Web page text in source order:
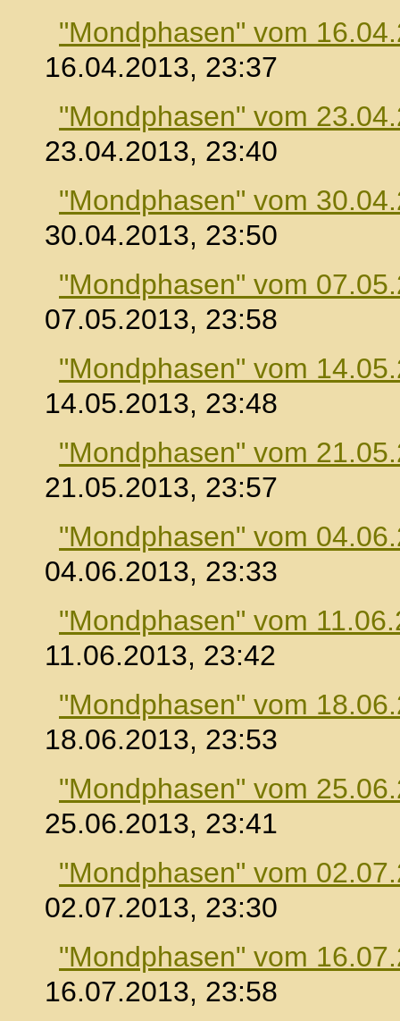
"Mondphasen" vom
16.04.2013, 23:37
"Mondphasen" vom
23.04.2013, 23:40
"Mondphasen" vom
30.04.2013, 23:50
"Mondphasen" vom
07.05.2013, 23:58
"Mondphasen" vom
14.05.2013, 23:48
"Mondphasen" vom
21.05.2013, 23:57
"Mondphasen" vom
04.06.2013, 23:33
"Mondphasen" vom
11.06.2013, 23:42
"Mondphasen" vom
18.06.2013, 23:53
"Mondphasen" vom
25.06.2013, 23:41
"Mondphasen" vom
02.07.2013, 23:30
"Mondphasen" vom
16.07.2013, 23:58